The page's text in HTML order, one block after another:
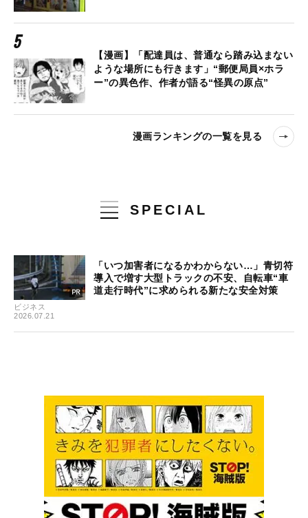
【漫画】「配達員は、普通なら踏み込まない
ような場所にも行きます」“郵便局員×ホラ
ー”の異色作、作者が語る“怪異の原点”
漫画ランキングの一覧を見る
SPECIAL
ビジネス
2026.07.21
「いつ加害者になるかわからない…」青切符
導入で増す大型トラックの不安、自転車“車
道走行時代”に求められる新たな安全対策